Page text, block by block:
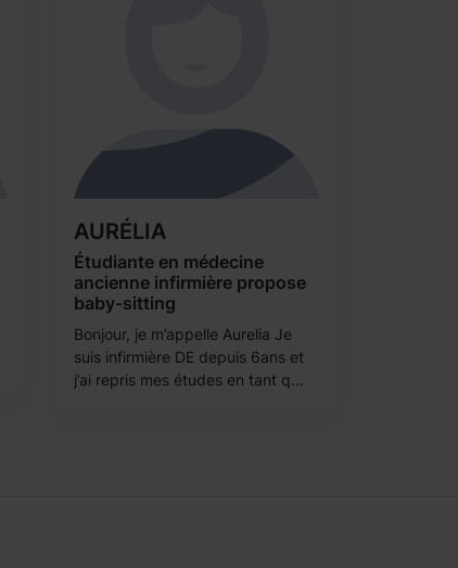
AURÉLIA
Étudiante en médecine
ancienne infirmière propose
baby-sitting
Bonjour, je m’appelle Aurelia Je
suis infirmière DE depuis 6ans et
j’ai repris mes études en tant q...